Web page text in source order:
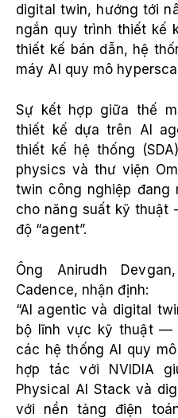
digital twin, hướng tới
ngắn quy trình thiết
thiết kế bán dẫn, hệ
máy AI quy mô
Sự kết hợp giữa thế
thiết kế dựa trên AI
thiết kế hệ thống
physics và thư viện
twin công nghiệp đang
cho năng suất kỹ
độ “agent”.
Ông Anirudh
Cadence, nhận định:
“AI agentic và digital
bộ lĩnh vực kỹ thuật —
các hệ thống AI quy
hợp tác với NVIDIA
Physical AI Stack và
với nền tảng điện